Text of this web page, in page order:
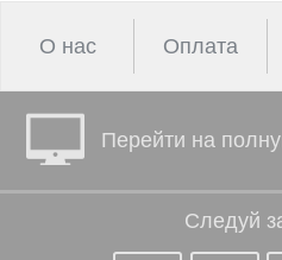
О нас Оплата
Перейти на
Следуй